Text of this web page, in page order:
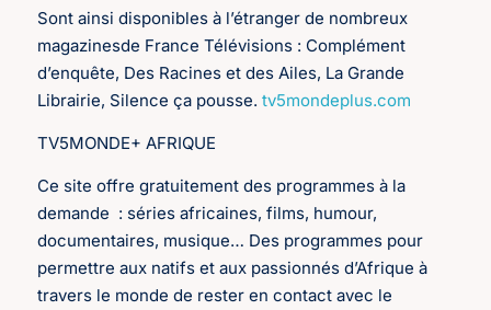
Sont ainsi disponibles à l’étranger de nombreux
magazinesde France Télévisions : Complément
d’enquête, Des Racines et des Ailes, La Grande
Librairie, Silence ça pousse.tv5mondeplus.com
TV5MONDE+ AFRIQUE
Ce site offre gratuitement des programmes à la
demande : séries africaines, films, humour,
documentaires, musique… Des programmes pour
permettre aux natifs et aux passionnés d’Afrique à
travers le monde de rester en contact avec le